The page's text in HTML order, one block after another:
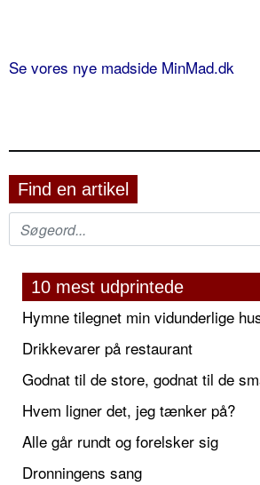
Se vores nye madside MinMad.dk
Find en artikel
10 mest udprintede
Hymne tilegnet min vidunderlige
Drikkevarer på restaurant
Godnat til de store, godnat til de
Hvem ligner det, jeg tænker på?
Alle går rundt og forelsker sig
Dronningens sang